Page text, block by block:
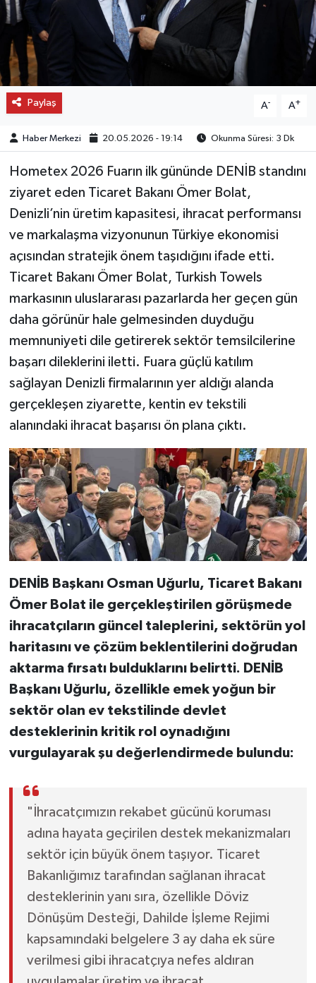
Paylaş A- A+
Haber Merkezi 20.05.2026 - 19:14 Okunma Süresi: 3 Dk
Hometex 2026 Fuarın ilk gününde DENİB standını
ziyaret eden Ticaret Bakanı Ömer Bolat,
Denizli’nin üretim kapasitesi, ihracat performansı
ve markalaşma vizyonunun Türkiye ekonomisi
açısından stratejik önem taşıdığını ifade etti.
Ticaret Bakanı Ömer Bolat, Turkish Towels
markasının uluslararası pazarlarda her geçen gün
daha görünür hale gelmesinden duyduğu
memnuniyeti dile getirerek sektör temsilcilerine
başarı dileklerini iletti. Fuara güçlü katılım
sağlayan Denizli firmalarının yer aldığı alanda
gerçekleşen ziyarette, kentin ev tekstili
alanındaki ihracat başarısı ön plana çıktı.
DENİB Başkanı Osman Uğurlu, Ticaret Bakanı
Ömer Bolat ile gerçekleştirilen görüşmede
ihracatçıların güncel taleplerini, sektörün yol
haritasını ve çözüm beklentilerini doğrudan
aktarma fırsatı bulduklarını belirtti. DENİB
Başkanı Uğurlu, özellikle emek yoğun bir
sektör olan ev tekstilinde devlet
desteklerinin kritik rol oynadığını
vurgulayarak şu değerlendirmede bulundu:
"İhracatçımızın rekabet gücünü koruması
adına hayata geçirilen destek mekanizmaları
sektör için büyük önem taşıyor. Ticaret
Bakanlığımız tarafından sağlanan ihracat
desteklerinin yanı sıra, özellikle Döviz
Dönüşüm Desteği, Dahilde İşleme Rejimi
kapsamındaki belgelere 3 ay daha ek süre
verilmesi gibi ihracatçıya nefes aldıran
SPOR
FİNANS